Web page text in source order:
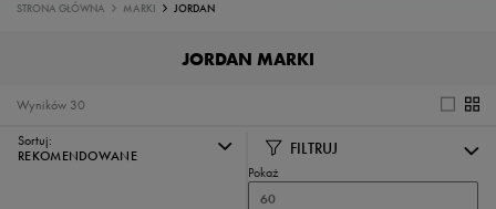
STRONA GŁÓWNA MARKI JORDAN
JORDAN MARKI
30
Wyników
Sortuj:
REKOMENDOWANE
FILTRUJ
Pokaż
60